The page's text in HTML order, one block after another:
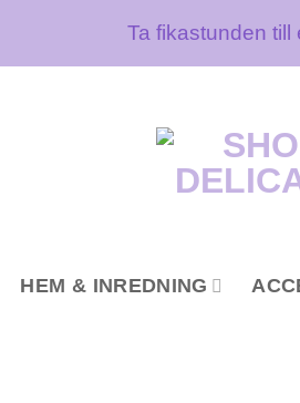
Ta fikastunden till
HEM & INREDNING